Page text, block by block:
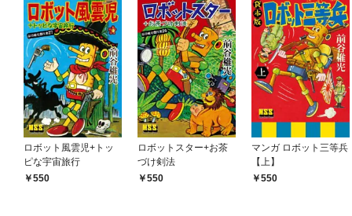
ロボット風雲児+トッ
ピな宇宙旅行
550
ロボットスター+お茶
づけ剣法
550
マンガ ロボット三等兵
【上】
550